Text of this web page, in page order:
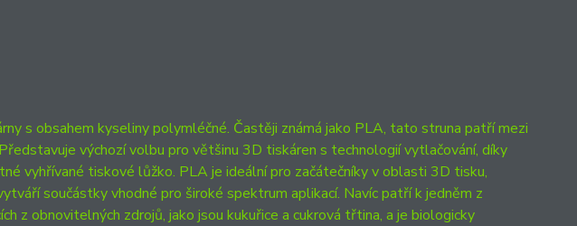
s obsahem kyseliny polymléčné. Častěji známá jako PLA, tato struna patří mezi
výchozí volbu pro většinu 3D tiskáren s technologií vytlačování, díky
vyhřívané tiskové lůžko. PLA je ideální pro začátečníky v oblasti 3D tisku,
součástky vhodné pro široké spektrum aplikací. Navíc patří k jedněm z
z obnovitelných zdrojů, jako jsou kukuřice a cukrová třtina, a je biologicky